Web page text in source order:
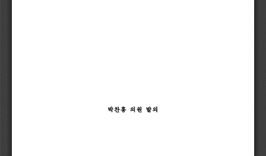
박찬흥 의원 발의